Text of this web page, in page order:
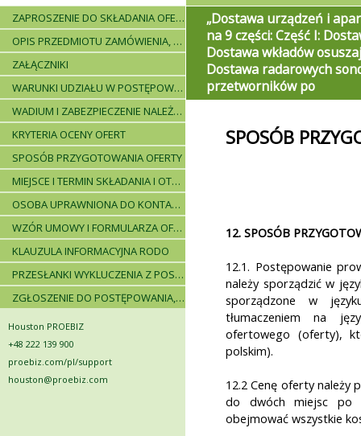
ZAPROSZENIE DO SKŁADANIA OFERT - INFORMACJE OGÓLNE
OPIS PRZEDMIOTU ZAMÓWIENIA, WARUNKI DOSTAWY, WARUNKI PŁATNICZE
ZAŁĄCZNIKI
WARUNKI UDZIAŁU W POSTĘPOWANIU I WYKAZ WYMAGANYCH DOKUMENTÓW
WADIUM I ZABEZPIECZENIE NALEŻYTEGO WYKONANIA UMOWY
KRYTERIA OCENY OFERT
SPOSÓB PRZYGOTOWANIA OFERTY
MIEJSCE I TERMIN SKŁADANIA I OTWARCIA OFERT - PRZEBIEG POSTĘPOWANIA
OSOBA UPRAWNIONA DO KONTAKTÓW
WZÓR UMOWY I FORMULARZA OFERTOWEGO
KLAUZULA INFORMACYJNA RODO
PRZESŁANKI WYKLUCZENIA Z POSTĘPOWANIA
ZGŁOSZENIE DO POSTĘPOWANIA, ZASADY I INSTRUKCJE
Houston PROEBIZ
+48 222 139 900
proebiz.com/pl/support
houston@proebiz.com
„Dostawa urządzeń i
na 9 części: Część I:
Dostawa wkładów
Dostawa radarowych
przetworników po
SPOSÓB
12. SPOSÓB
12.1. Postępowanie
należy sporządzić w
sporządzone w
tłumaczeniem na
ofertowego (oferty),
polskim).
12.2 Cenę oferty należy
do dwóch miejsc po
obejmować wszystkie